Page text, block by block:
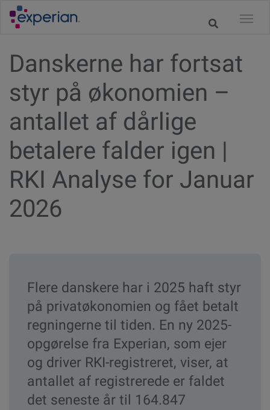
Danskerne har fortsat
styr på økonomien –
antallet af dårlige
betalere falder igen |
RKI Analyse for Januar
2026
Flere danskere har i 2025 haft styr
på privatøkonomien og fået betalt
regningerne til tiden. En ny 2025-
opgørelse fra Experian, som ejer
og driver RKI-registreret, viser, at
antallet af registrerede er faldet
det seneste år til 164.847